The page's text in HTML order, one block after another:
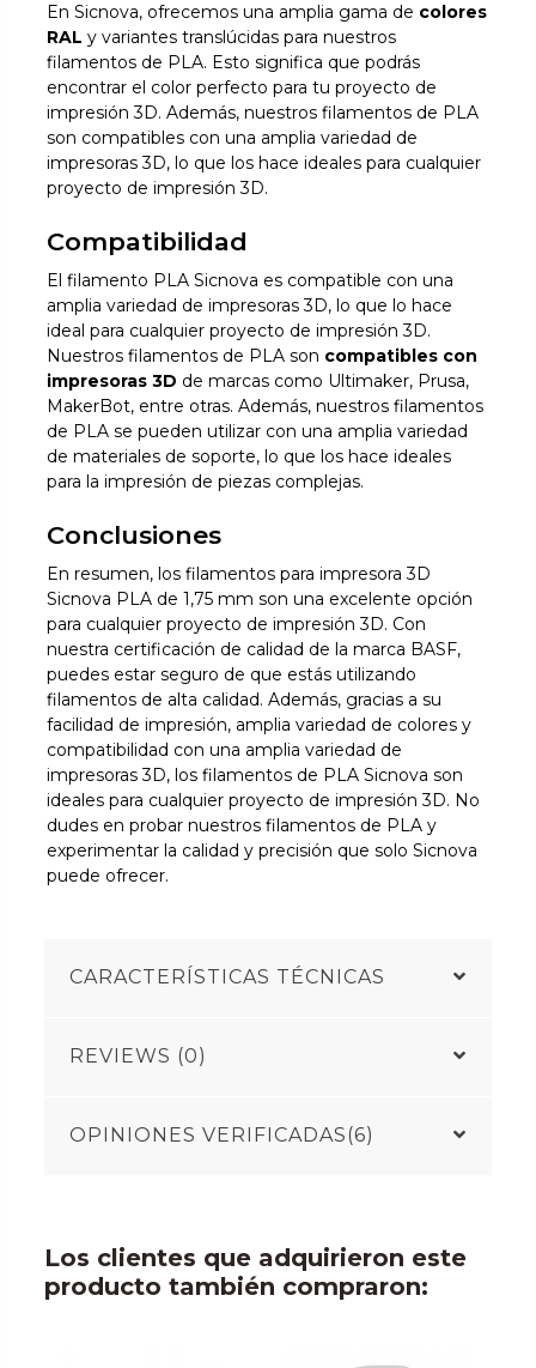
En Sicnova, ofrecemos una amplia gama de colores
RAL y variantes translúcidas para nuestros
filamentos de PLA. Esto significa que podrás
encontrar el color perfecto para tu proyecto de
impresión 3D. Además, nuestros filamentos de PLA
son compatibles con una amplia variedad de
impresoras 3D, lo que los hace ideales para cualquier
proyecto de impresión 3D.
Compatibilidad
El filamento PLA Sicnova es compatible con una
amplia variedad de impresoras 3D, lo que lo hace
ideal para cualquier proyecto de impresión 3D.
Nuestros filamentos de PLA son compatibles con
impresoras 3D de marcas como Ultimaker, Prusa,
MakerBot, entre otras. Además, nuestros filamentos
de PLA se pueden utilizar con una amplia variedad
de materiales de soporte, lo que los hace ideales
para la impresión de piezas complejas.
Conclusiones
En resumen, los filamentos para impresora 3D
Sicnova PLA de 1,75 mm son una excelente opción
para cualquier proyecto de impresión 3D. Con
nuestra certificación de calidad de la marca BASF,
puedes estar seguro de que estás utilizando
filamentos de alta calidad. Además, gracias a su
facilidad de impresión, amplia variedad de colores y
compatibilidad con una amplia variedad de
impresoras 3D, los filamentos de PLA Sicnova son
ideales para cualquier proyecto de impresión 3D. No
dudes en probar nuestros filamentos de PLA y
experimentar la calidad y precisión que solo Sicnova
puede ofrecer.
CARACTERÍSTICAS TÉCNICAS
REVIEWS (0)
OPINIONES VERIFICADAS(6)
Los clientes que adquirieron este
producto también compraron: